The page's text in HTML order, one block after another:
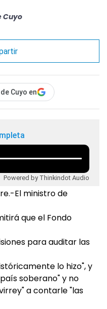
Cuyo
Cuyo en
Powered by Thinkindot Audio
El ministro de
que el Fondo
para auditar las
lo hizo", y
soberano" y no
a contarle "las